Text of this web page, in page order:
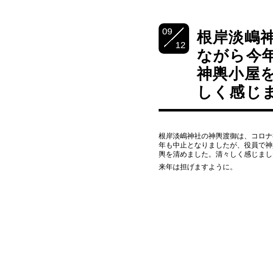
09
12
根岸淡嶋
ながら今
神輿小屋
しく感じ
根岸淡嶋神社の神輿渡御は、コロ
年も中止となりましたが、役員で
輿を清めました。清々しく感じまし
来年は担げますように。